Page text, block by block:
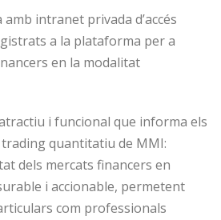
intranet privada d’accés
a la plataforma per a
en la modalitat
i funcional que informa els
quantitatiu de MMI:
dels mercats financers en
i accionable, permetent
com professionals